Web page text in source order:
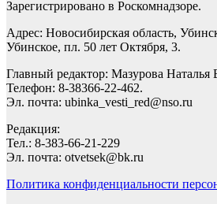
Зарегистрировано в Роскомнадзоре.
Адрес: Новосибирская область,
Убинское, пл. 50 лет Октября, 3.
Главный редактор: Мазурова Наталья
Телефон: 8-38366-22-462.
Эл. почта: ubinka_vesti_red@nso.ru
Редакция:
Тел.: 8-383-66-21-229
Эл. почта: otvetsek@bk.ru
Политика конфиденциальности